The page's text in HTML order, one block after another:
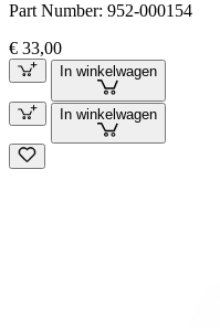
Part Number: 952-000154
€ 33,00
In winkelwagen
In winkelwagen